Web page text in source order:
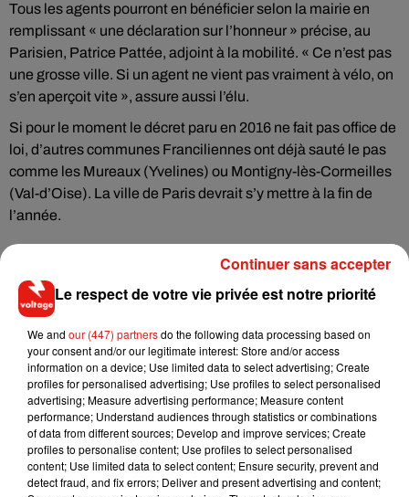
Tous les agents pourront en bénéficier selon la mairie en
remplissant « une déclaration sur l’honneur » précise, au
Parisien, Patrice Pattée, adjoint à la mobilité. « Ce n’est pas
une grosse ville. Si un agent ne vient pas vraiment à vélo, on
s’en aperçoit vite », assure aussi l’élu.
Si pour le moment le décret paru en 2016 ne fait pas office de
loi, d’autres communes Franciliennes ont déjà sauté le pas
comme les Mureaux (Yvelines) ou Montigny-lès-Cormeilles
(Val-d’Oise). La ville de Paris devrait s’y mettre à la fin de
l’année.
Musique
6 août 2026
Il y a 10 ans, DJ Snake changeait de
dimension avec son premier...
Fred again.. et Latin Mafia dévoilent enfin
Le respect de votre vie privée est notre priorité
We and our (447) partnersdo the following data processing based on
your consent and/or our legitimate interest: Store and/or access
information on a device; Use limited data to select advertising; Create
profiles for personalised advertising; Use profiles to select personalised
advertising; Measure advertising performance; Measure content
performance; Understand audiences through statistics or combinations
of data from different sources; Develop and improve services; Create
profiles to personalise content; Use profiles to select personalised
content; Use limited data to select content; Ensure security, prevent and
detect fraud, and fix errors; Deliver and present advertising and content;
Continuer sans accepter